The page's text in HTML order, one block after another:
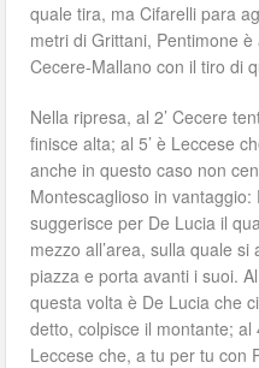
quale tira, ma Cifarelli para
metri di Grittani, Pentimone
Cecere-Mallano con il tiro di
Nella ripresa, al 2’ Cecere
finisce alta; al 5’ è Leccese
anche in questo caso non
Montescaglioso in
suggerisce per De Lucia il
mezzo all’area, sulla quale
piazza e porta avanti i suoi.
questa volta è De Lucia che
detto, colpisce il montante; al
Leccese che, a tu per tu con